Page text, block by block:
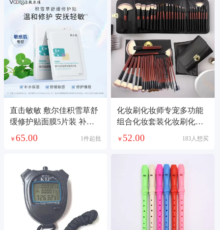
直击敏敏 敷尔佳积雪草舒
缓修护贴面膜5片装 补水
保湿舒缓敏感肌泛红屏障
￥ 65.00 1件起批
化妆刷化妆师专宠多功能
组合化妆套装化妆刷化妆
品套装
￥ 52.00 183人想买